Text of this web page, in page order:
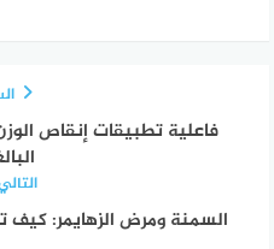
فاعلية تطبيقات إنقاص
السمنة ومرض الزهايمر: